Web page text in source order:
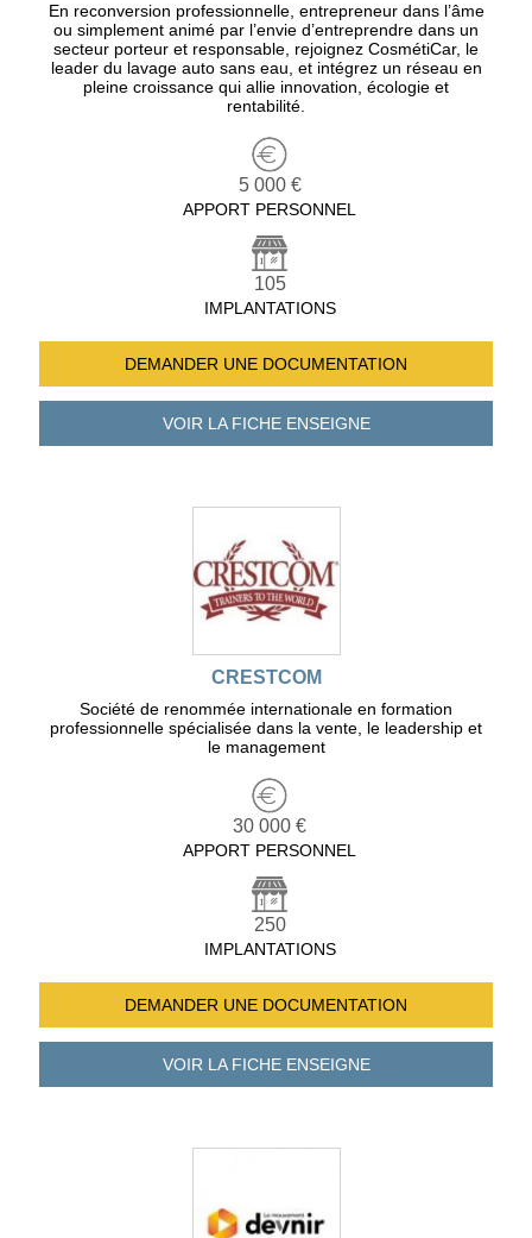
En reconversion professionnelle, entrepreneur dans l’âme
ou simplement animé par l’envie d’entreprendre dans un
secteur porteur et responsable, rejoignez CosmétiCar, le
leader du lavage auto sans eau, et intégrez un réseau en
pleine croissance qui allie innovation, écologie et
rentabilité.
5 000 €
APPORT PERSONNEL
105
IMPLANTATIONS
DEMANDER UNE DOCUMENTATION
VOIR LA FICHEENSEIGNE
CRESTCOM
Société de renommée internationale en formation
professionnelle spécialisée dans la vente, le leadership et
le management
30 000 €
APPORT PERSONNEL
250
IMPLANTATIONS
DEMANDER UNE DOCUMENTATION
VOIR LA FICHEENSEIGNE